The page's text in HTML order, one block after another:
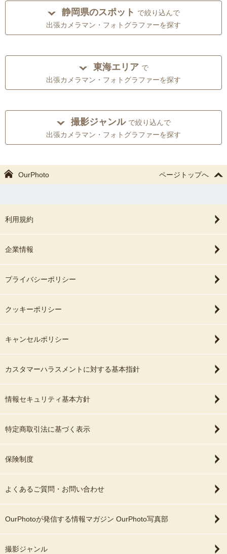
静岡県のスポット で絞り込んで
出張カメラマン・フォトグラファーを探す
東海エリア で
出張カメラマン・フォトグラファーを探す
撮影ジャンル で絞り込んで
出張カメラマン・フォトグラファーを探す
OurPhoto ページトップへ
利用規約
企業情報
プライバシーポリシー
クッキーポリシー
キャンセルポリシー
カスタマーハラスメントに対する基本指針
情報セキュリティ基本方針
特定商取引法に基づく表示
保険制度
よくあるご質問・お問い合わせ
OurPhotoが発信する情報マガジン OurPhoto写真部
撮影ジャンル